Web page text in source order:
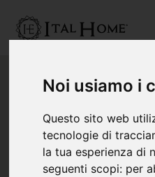
Noi usiamo i
Questo sito web
tecnologie di
la tua esperienza di
seguenti scopi: per